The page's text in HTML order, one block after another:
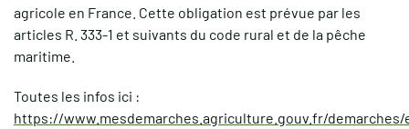
agricole en France. Cette obligation est prévue par les
articles R. 333-1 et suivants du code rural et de la pêche
maritime.
Toutes les infos ici :
https://www.mesdemarches.agriculture.gouv.fr/